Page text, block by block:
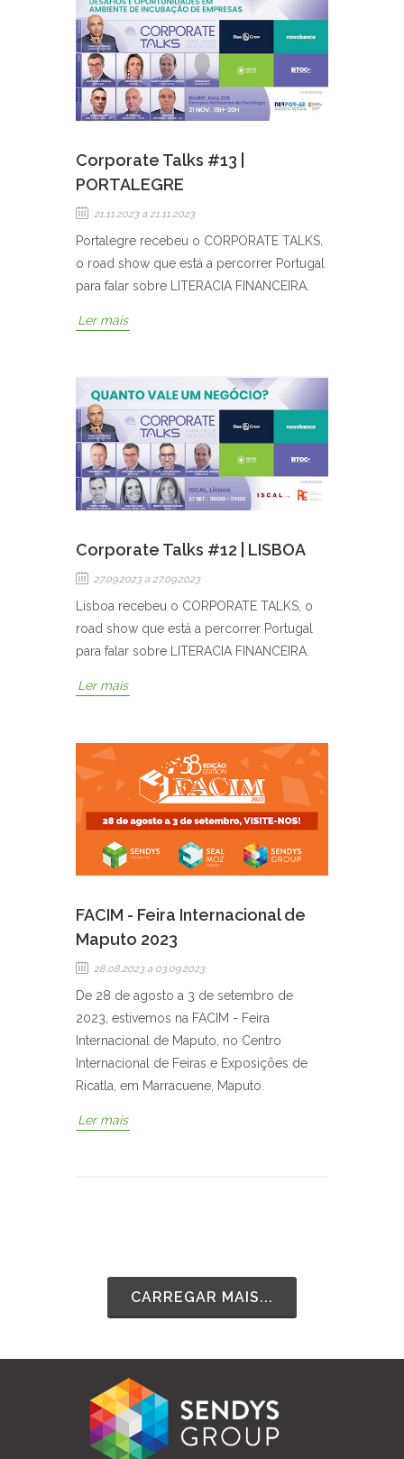
Corporate Talks #13 |
PORTALEGRE
21.11.2023 a 21.11.2023
Portalegre recebeu o CORPORATE TALKS,
o road show que está a percorrer Portugal
para falar sobre LITERACIA FINANCEIRA.
Ler mais
Corporate Talks #12 | LISBOA
27.09.2023 a 27.09.2023
Lisboa recebeu o CORPORATE TALKS, o
road show que está a percorrer Portugal
para falar sobre LITERACIA FINANCEIRA.
Ler mais
FACIM - Feira Internacional de
Maputo 2023
28.08.2023 a 03.09.2023
De 28 de agosto a 3 de setembro de
2023, estivemos na FACIM - Feira
Internacional de Maputo, no Centro
Internacional de Feiras e Exposições de
Ricatla, em Marracuene, Maputo.
Ler mais
CARREGAR MAIS...